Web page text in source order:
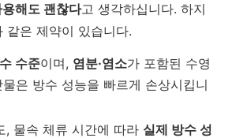
해도 괜찮다고 생각하십니다. 하지
같은 제약이 있습니다.
수준이며, 염분·염소가 포함된 수영
은 방수 성능을 빠르게 손상시킵니
, 물속 체류 시간에 따라 실제 방수 성